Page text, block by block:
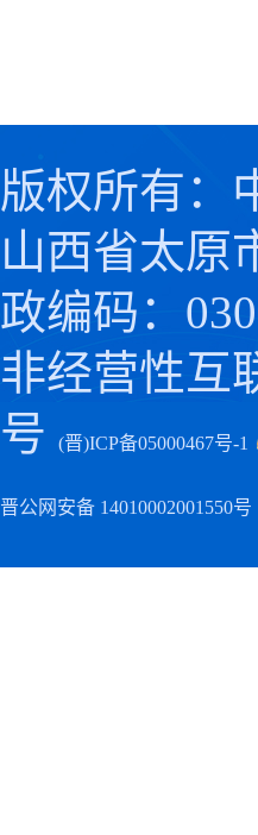
版权所有
山西省太
政编码：
非经营性互
号
(晋)ICP备05000467号-1
晋公网安备 14010002001550号